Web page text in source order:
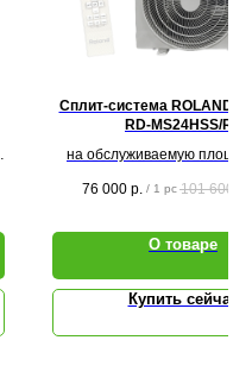
Сплит-система ROLAND
RD-MS24HSS/R1
на обслуживаемую
76 000 р. / 1 pc 101 600
О товаре
Купить сейчас